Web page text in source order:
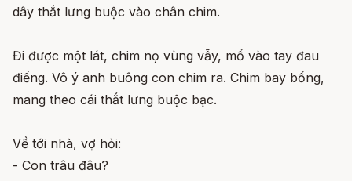
dây thắt lưng buộc vào chân chim.
Đi được một lát, chim nọ vùng vẫy, mổ vào tay đau
điếng. Vô ý anh buông con chim ra. Chim bay bổng,
mang theo cái thắt lưng buộc bạc.
Về tới nhà, vợ hỏi:
- Con trâu đâu?